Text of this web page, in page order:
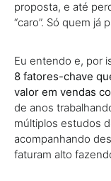
proposta, e até
“caro”. Só quem já
Eu entendo e, por
8 fatores-chave
valor em vendas
de anos
múltiplos estudos
acompanhando
faturam alto